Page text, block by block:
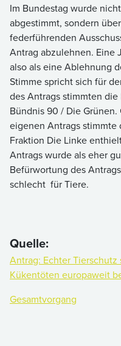
Im Bundestag wurde
abgestimmt, sondern
federführenden
Antrag abzulehnen. Eine
also als eine Ablehnung
Stimme spricht sich für
des Antrags stimmten die
Bündnis 90 / Die
eigenen Antrags stimmte
Fraktion Die Linke
Antrags wurde als eher
Befürwortung des
schlecht für Tiere.
Quelle:
Antrag: Echter
Kükentöten europaweit
Gesamtvorgang